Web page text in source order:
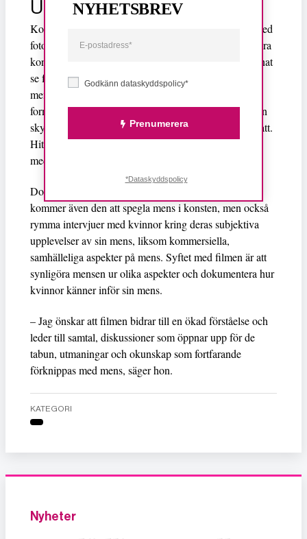
Utmanar tabun
Konstprojektet Period Pieces leder hon tillsammans med
fotografen
Arvida Byström
, som sammanfört nio andra
konstnärer från världen över. Besökarna kan bland annat
se fotografier av kvinnor som blöder igenom sina
mensskydd, en video på mensblod som bildar vackra
former i vatten eller dricka vin från skrevet på en naken
skyltdocka. Verken manar både till eftertanke och skratt.
Hittills har utställningen både skapat uppmärksamhet i
media och köer utanför galleriet under vernissaget.
Dokumentärfilmaren Zayera Khans kommande film
kommer även den att spegla mens i konsten, men också
rymma intervjuer med kvinnor kring deras subjektiva
upplevelser av sin mens, liksom kommersiella,
samhälleliga aspekter på mens. Syftet med filmen är att
synligöra mensen ur olika aspekter och dokumentera hur
kvinnor känner inför sin mens.
– Jag önskar att filmen bidrar till en ökad förståelse och
leder till samtal, diskussioner som öppnar upp för de
tabun, utmaningar och okunskap som fortfarande
förknippas med mens, säger hon.
KATEGORI
Nyheter
Godkänn dataskyddspolicy*
Prenumerera
NYHETSBREV
*Dataskyddspolicy